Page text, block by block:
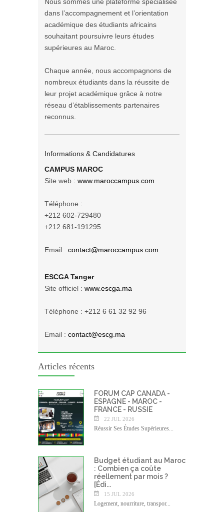
Nous sommes une plateforme spécialisée
dans l’accompagnement et l’orientation
académique des étudiants africains
souhaitant poursuivre leurs études
supérieures au Maroc.
Chaque année, nous accompagnons de
nombreux étudiants dans la réussite de
leur projet académique grâce à notre
réseau d’établissements partenaires
reconnus.
Informations & Candidatures
CAMPUS MAROC
Site web : www.maroccampus.com
Téléphone :
+212 602-729480
+212 681-191295
Email : contact@maroccampus.com
ESCGA Tanger
Site officiel : www.escga.ma
Téléphone : +212 6 61 32 92 96
Email : contact@escg.ma
Articles récents
FORUM CAP CANADA -
ESPAGNE - MAROC -
FRANCE - RUSSIE
22 JUL 2026
Réussir Ses Études Supérieures...
Budget étudiant au Maroc
: Combien ça coûte
réellement par mois ?
[Édi...
15 JUL 2026
Logement, nourriture, transpor...